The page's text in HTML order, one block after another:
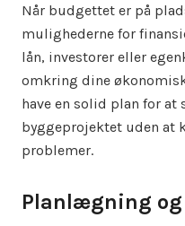
Når budgettet er på
mulighederne for
lån, investorer eller
omkring dine
have en solid plan for
byggeprojektet uden at
problemer.
Planlægning